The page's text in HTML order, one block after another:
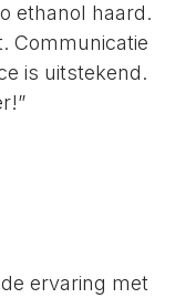
ethanol haard.
Communicatie
is uitstekend.
ervaring met